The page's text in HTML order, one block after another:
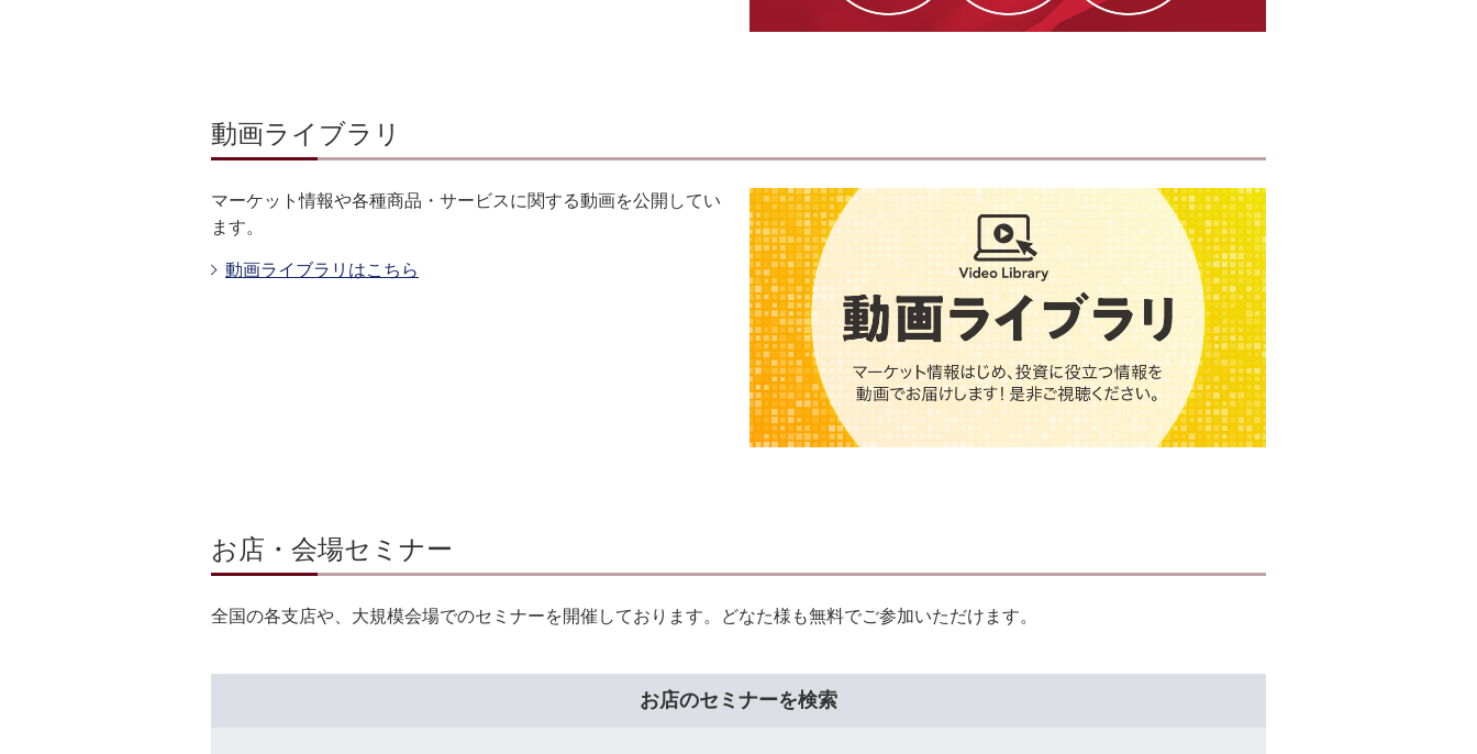
動画ライブラリ
マーケット情報や各種商品・サービスに関する動画を公開してい
ます。
動画ライブラリはこちら
お店・会場セミナー
全国の各支店や、大規模会場でのセミナーを開催しております。どなた様も無料でご参加いただけます。
お店のセミナーを検索